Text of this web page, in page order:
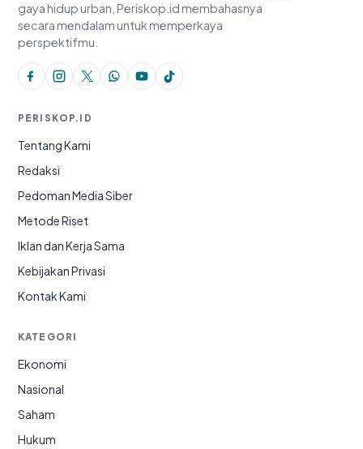
gaya hidup urban, Periskop.id membahasnya
secara mendalam untuk memperkaya
perspektifmu.
PERISKOP.ID
Tentang Kami
Redaksi
Pedoman Media Siber
Metode Riset
Iklan dan Kerja Sama
Kebijakan Privasi
Kontak Kami
KATEGORI
Ekonomi
Nasional
Saham
Hukum